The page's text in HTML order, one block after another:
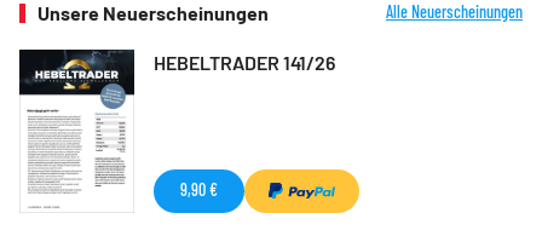
Unsere Neuerscheinungen Alle Neuerscheinungen
HEBELTRADER 141/26
9,90 €